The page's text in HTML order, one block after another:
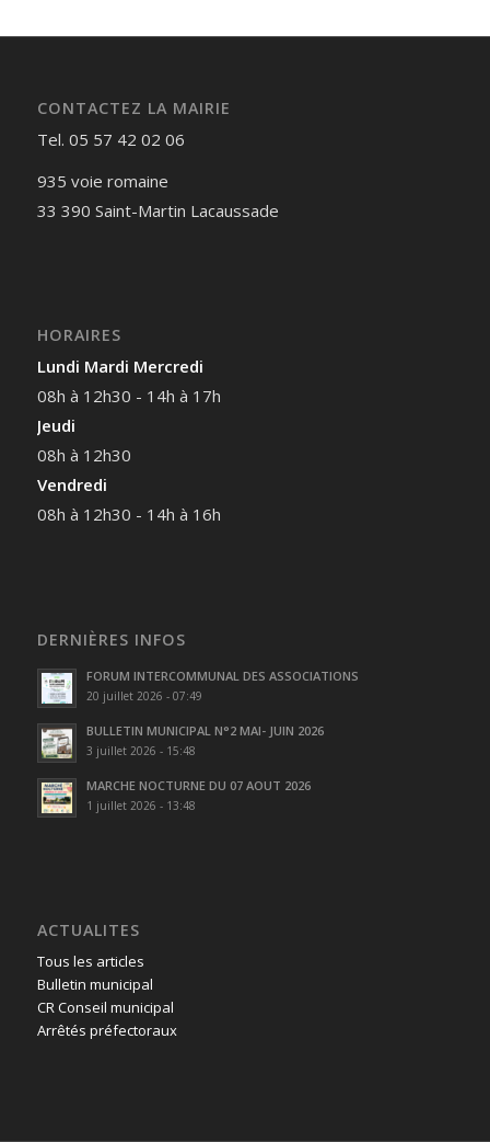
CONTACTEZ LA MAIRIE
Tel. 05 57 42 02 06
935 voie romaine
33 390 Saint-Martin Lacaussade
HORAIRES
Lundi Mardi Mercredi
08h à 12h30 - 14h à 17h
Jeudi
08h à 12h30
Vendredi
08h à 12h30 - 14h à 16h
DERNIÈRES INFOS
FORUM INTERCOMMUNAL DES ASSOCIATIONS
20 juillet 2026 - 07:49
BULLETIN MUNICIPAL N°2 MAI- JUIN 2026
3 juillet 2026 - 15:48
MARCHE NOCTURNE DU 07 AOUT 2026
1 juillet 2026 - 13:48
ACTUALITES
Tous les articles
Bulletin municipal
CR Conseil municipal
Arrêtés préfectoraux